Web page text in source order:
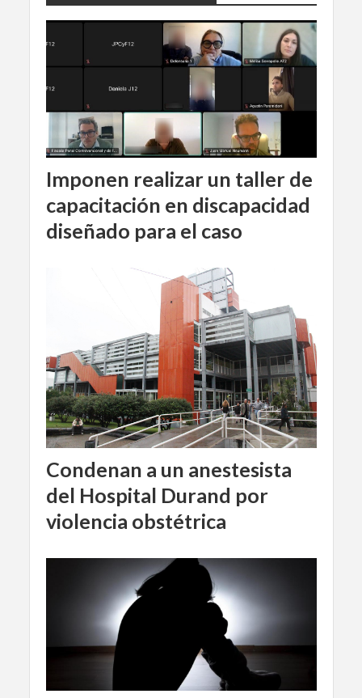
Imponen realizar un taller de
capacitación en discapacidad
diseñado para el caso
Condenan a un anestesista
del Hospital Durand por
violencia obstétrica